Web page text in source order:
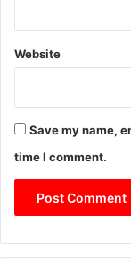
Website
Save my name,
time I comment.